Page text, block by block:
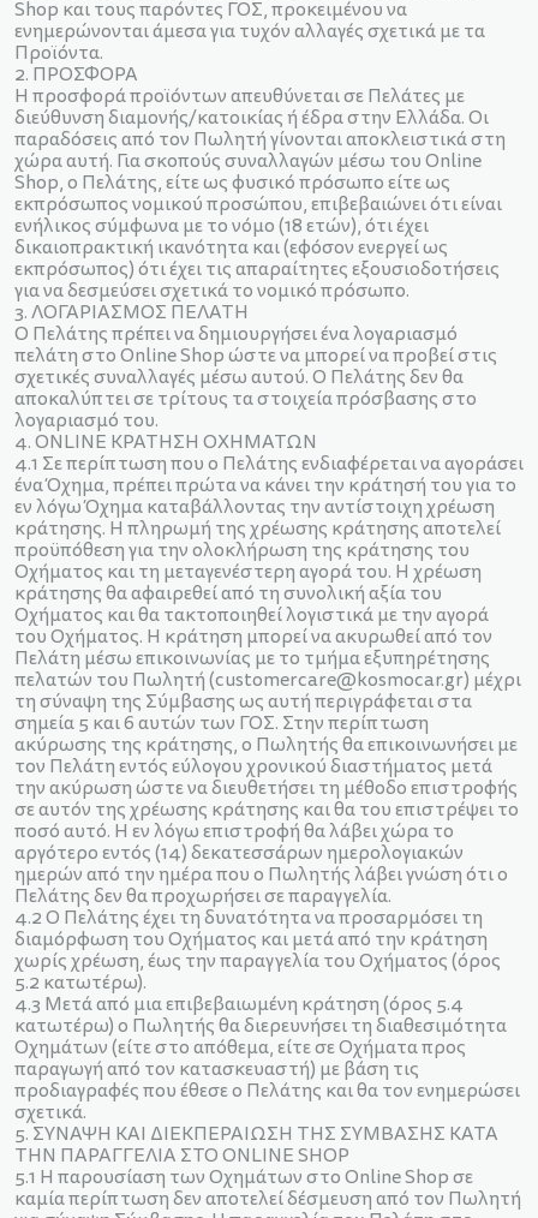
Shop και τους παρόντες ΓΟΣ, προκειμένου να
ενημερώνονται άμεσα για τυχόν αλλαγές σχετικά με τα
Προϊόντα.
2. ΠΡΟΣΦΟΡΑ
Η προσφορά προϊόντων απευθύνεται σε Πελάτες με
διεύθυνση διαμονής/κατοικίας ή έδρα στην Ελλάδα. Οι
παραδόσεις από τον Πωλητή γίνονται αποκλειστικά στη
χώρα αυτή. Για σκοπούς συναλλαγών μέσω του Online
Shop, ο Πελάτης, είτε ως φυσικό πρόσωπο είτε ως
εκπρόσωπος νομικού προσώπου, επιβεβαιώνει ότι είναι
ενήλικος σύμφωνα με το νόμο (18 ετών), ότι έχει
δικαιοπρακτική ικανότητα και (εφόσον ενεργεί ως
εκπρόσωπος) ότι έχει τις απαραίτητες εξουσιοδοτήσεις
για να δεσμεύσει σχετικά το νομικό πρόσωπο.
3. ΛΟΓΑΡΙΑΣΜΟΣ ΠΕΛΑΤΗ
Ο Πελάτης πρέπει να δημιουργήσει ένα λογαριασμό
πελάτη στο Online Shop ώστε να μπορεί να προβεί στις
σχετικές συναλλαγές μέσω αυτού. Ο Πελάτης δεν θα
αποκαλύπτει σε τρίτους τα στοιχεία πρόσβασης στο
λογαριασμό του.
4. ΟNLINE ΚΡΑΤΗΣΗ ΟΧΗΜΑΤΩΝ
4.1 Σε περίπτωση που ο Πελάτης ενδιαφέρεται να αγοράσει
ένα Όχημα, πρέπει πρώτα να κάνει την κράτησή του για το
εν λόγω Όχημα καταβάλλοντας την αντίστοιχη χρέωση
κράτησης. Η πληρωμή της χρέωσης κράτησης αποτελεί
προϋπόθεση για την ολοκλήρωση της κράτησης του
Οχήματος και τη μεταγενέστερη αγορά του. Η χρέωση
κράτησης θα αφαιρεθεί από τη συνολική αξία του
Οχήματος και θα τακτοποιηθεί λογιστικά με την αγορά
του Οχήματος. Η κράτηση μπορεί να ακυρωθεί από τον
Πελάτη μέσω επικοινωνίας με το τμήμα εξυπηρέτησης
πελατών του Πωλητή (customercare@kosmocar.gr) μέχρι
τη σύναψη της Σύμβασης ως αυτή περιγράφεται στα
σημεία 5 και 6 αυτών των ΓΟΣ. Στην περίπτωση
ακύρωσης της κράτησης, ο Πωλητής θα επικοινωνήσει με
τον Πελάτη εντός εύλογου χρονικού διαστήματος μετά
την ακύρωση ώστε να διευθετήσει τη μέθοδο επιστροφής
σε αυτόν της χρέωσης κράτησης και θα του επιστρέψει το
ποσό αυτό. Η εν λόγω επιστροφή θα λάβει χώρα το
αργότερο εντός (14) δεκατεσσάρων ημερολογιακών
ημερών από την ημέρα που ο Πωλητής λάβει γνώση ότι ο
Πελάτης δεν θα προχωρήσει σε παραγγελία.
4.2 Ο Πελάτης έχει τη δυνατότητα να προσαρμόσει τη
διαμόρφωση του Οχήματος και μετά από την κράτηση
χωρίς χρέωση, έως την παραγγελία του Οχήματος (όρος
5.2 κατωτέρω).
4.3 Μετά από μια επιβεβαιωμένη κράτηση (όρος 5.4
κατωτέρω) ο Πωλητής θα διερευνήσει τη διαθεσιμότητα
Οχημάτων (είτε στο απόθεμα, είτε σε Οχήματα προς
παραγωγή από τον κατασκευαστή) με βάση τις
προδιαγραφές που έθεσε ο Πελάτης και θα τον ενημερώσει
σχετικά.
5. ΣΥΝΑΨΗ ΚΑΙ ΔΙΕΚΠΕΡΑΙΩΣΗ ΤΗΣ ΣΥΜΒΑΣΗΣ ΚΑΤΑ
ΤΗΝ ΠΑΡΑΓΓΕΛΙΑ ΣΤΟ ONLINΕ SHOP
5.1 Η παρουσίαση των Oχημάτων στο Online Shop σε
καμία περίπτωση δεν αποτελεί δέσμευση από τον Πωλητή